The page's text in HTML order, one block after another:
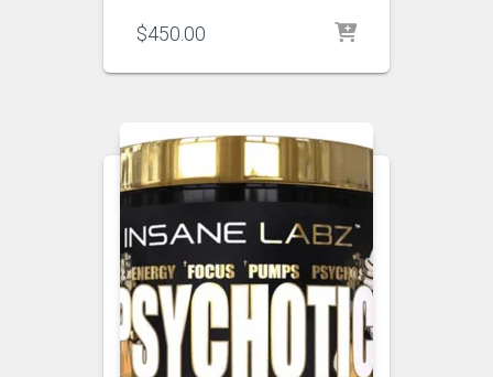
$450.00